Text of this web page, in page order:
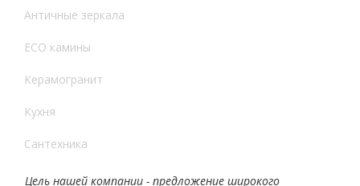
Античные зеркала
ECO камины
Керамогранит
Кухня
Сантехника
Цель нашей компании - предложение широкого